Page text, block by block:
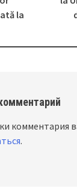
la
комментария
.